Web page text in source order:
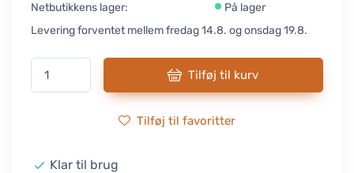
Netbutikkens lager:
På lager
Levering forventet mellem fredag 14.8. og onsdag 19.8.
Tilføj til kurv
Tilføj til favoritter
Klar til brug